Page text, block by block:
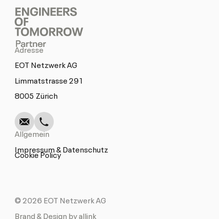
Adresse
EOT Netzwerk AG
Limmatstrasse 291
8005 Zürich
Allgemein
Impressum & Datenschutz
Cookie Policy
© 2026 EOT Netzwerk AG
Brand & Design by allink